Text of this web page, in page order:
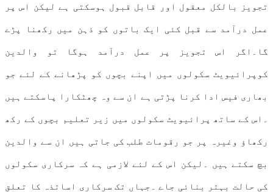
تجویز بالکل معقول اور قابل قبول ہوسکتی ہے لیکن اس پر
عمل درآمد سے قبل کئی ایک باتوں کو ذہن میں رکھنا پڑے
گا۔اگر اس تجویز پر عمل درآمد ہوگا تو والدین
کوپرائیویٹ سکولوں میں اپنے بچوں کو پڑھانے کے لئے جو
بھاری فیس ادا کرنا پڑتی ہے ان سے وہ چھٹکارا پاسکتے ہیں
۔اس کے ساتھ پرائیویٹ سکولوں میں زیر تعلیم بچوں کے رکھ
رکھاﺅ وغیرہ پر جو رقومات طلب کی جاتی ہیں ان سے والدین
بچ سکتے ہیں ۔لیکن اس کے لئے لازمی ہے کہ سرکاری سکولوں
کی حالت بہتر بنائی جاے ۔جہاں تک سرکاری اساتذہ کا تعلق